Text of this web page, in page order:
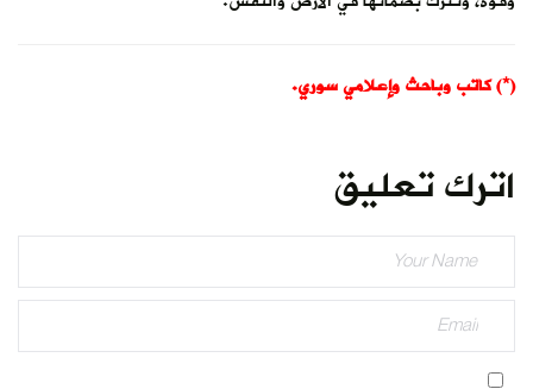
(*) كاتب وباحث وإعلامي سوري.
اترك تعليق